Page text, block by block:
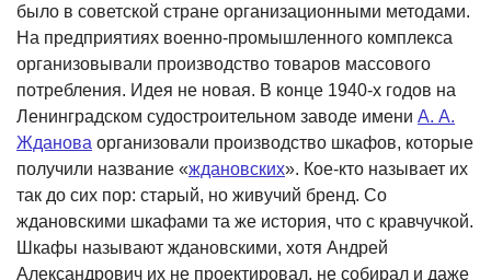
было в советской стране организационными методами.
На предприятиях военно-промышленного комплекса
организовывали производство товаров массового
потребления. Идея не новая. В конце 1940-х годов на
Ленинградском судостроительном заводе имени А. А.
Жданова организовали производство шкафов, которые
получили название «ждановских». Кое-кто называет их
так до сих пор: старый, но живучий бренд. Со
ждановскими шкафами та же история, что с кравчучкой.
Шкафы называют ждановскими, хотя Андрей
Александрович их не проектировал, не собирал и даже